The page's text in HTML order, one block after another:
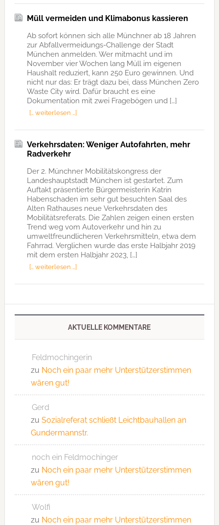
Müll vermeiden und Klimabonus kassieren
Ab sofort können sich alle Münchner ab 18 Jahren
zur Abfallvermeidungs-Challenge der Stadt
München anmelden. Wer mitmacht und im
November vier Wochen lang Müll im eigenen
Haushalt reduziert, kann 250 Euro gewinnen. Und
nicht nur das: Er trägt dazu bei, dass München Zero
Waste City wird. Dafür braucht es eine
Dokumentation mit zwei Fragebögen und […]
[… weiterlesen …]
Verkehrsdaten: Weniger Autofahrten, mehr
Radverkehr
Der 2. Münchner Mobilitätskongress der
Landeshauptstadt München ist gestartet. Zum
Auftakt präsentierte Bürgermeisterin Katrin
Habenschaden im sehr gut besuchten Saal des
Alten Rathauses neue Verkehrsdaten des
Mobilitätsreferats. Die Zahlen zeigen einen ersten
Trend weg vom Autoverkehr und hin zu
umweltfreundlicheren Verkehrsmitteln, etwa dem
Fahrrad. Verglichen wurde das erste Halbjahr 2019
mit dem ersten Halbjahr 2023, […]
[… weiterlesen …]
AKTUELLE KOMMENTARE
Feldmochingerin
zu Noch ein paar mehr Unterstützerstimmen
wären gut!
Gerd
zu Sozialreferat schließt Leichtbauhallen an
Gundermannstr.
noch ein Feldmochinger
zu Noch ein paar mehr Unterstützerstimmen
wären gut!
Wolfi
zu Noch ein paar mehr Unterstützerstimmen